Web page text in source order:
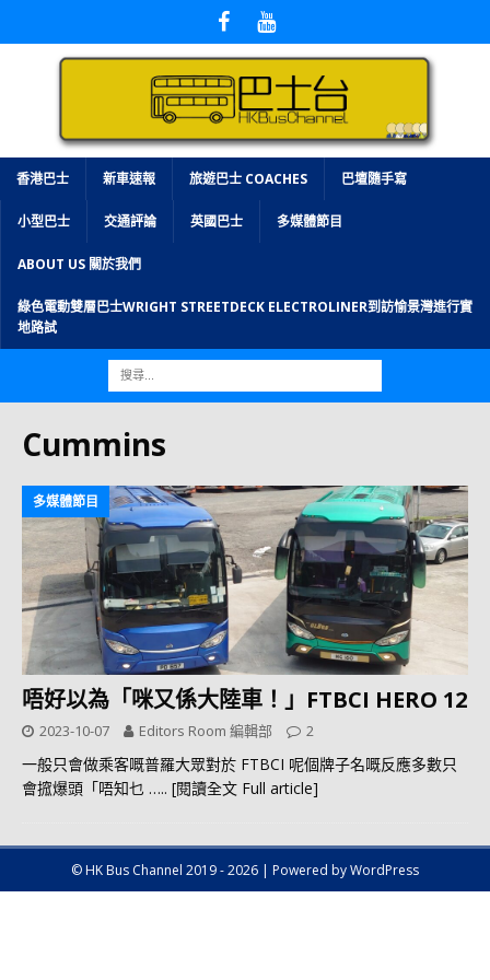
香港巴士 新車速報 旅遊巴士 COACHES 巴壇隨手寫
小型巴士 交通評論 英國巴士 多媒體節目
ABOUT US 關於我們
綠色電動雙層巴士WRIGHT STREETDECK ELECTROLINER到訪愉景灣進行實
地路試
Cummins
多媒體節目
唔好以為「咪又係大陸車！」FTBCI HERO 12
2023-10-07 Editors Room 編輯部 2
一般只會做乘客嘅普羅大眾對於 FTBCI 呢個牌子名嘅反應多數只
會搲爆頭「唔知乜 ….. [閱讀全文 Full article]
© HK Bus Channel 2019 - 2026 | Powered by WordPress